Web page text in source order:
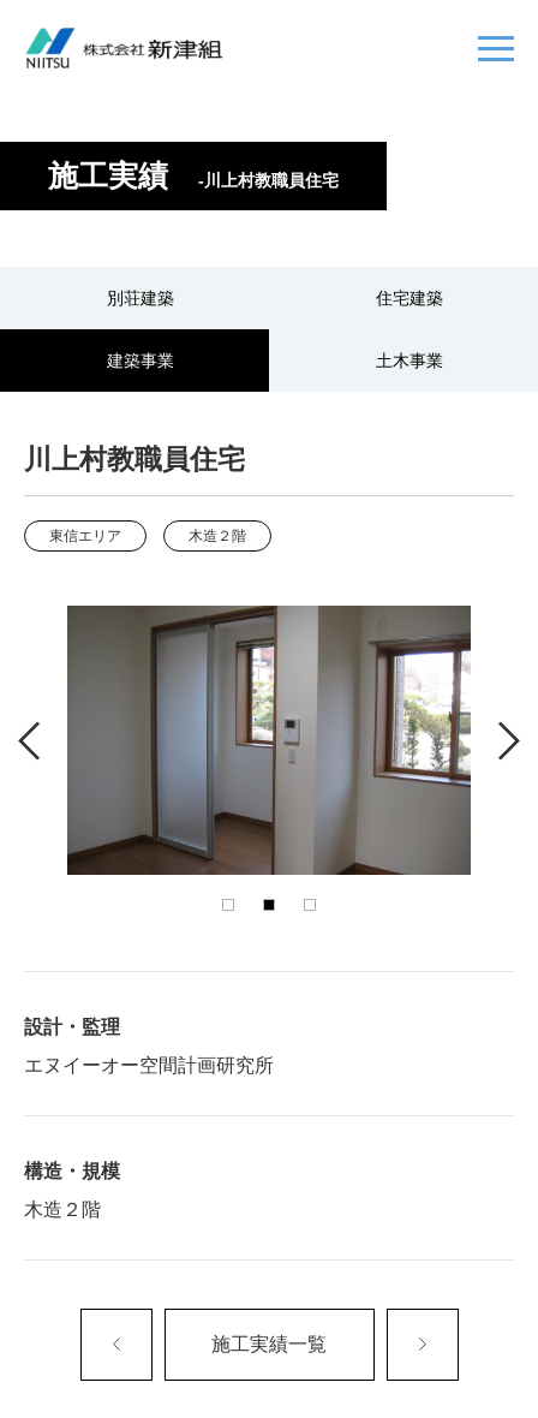
施工実績 -川上村教職員住宅
別荘建築 住宅建築
建築事業 土木事業
川上村教職員住宅
東信エリア 木造２階
設計・監理
エヌイーオー空間計画研究所
構造・規模
木造２階
施工実績一覧